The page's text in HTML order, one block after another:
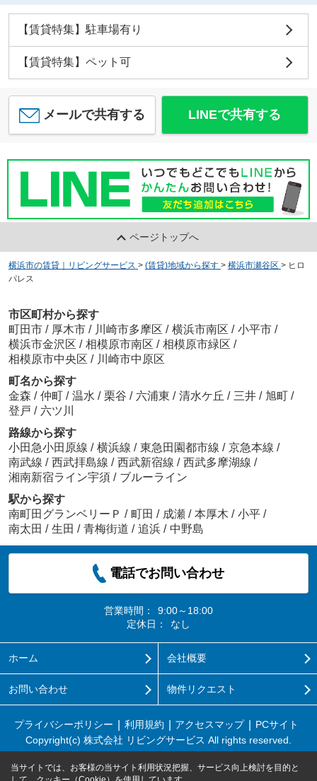
【賃貸特集】駐車場有り
【賃貸特集】ペット可
メールで共有する LINEで共有する
ページトップへ
横浜市の賃貸｜リビングサービス > (賃貸)地域から探す > 横浜市瀬谷区 > ヒロ
パレス
市区町村から探す
町田市 / 厚木市 / 川崎市多摩区 / 横浜市南区 / 小平市 /
横浜市金沢区 / 相模原市南区 / 相模原市緑区 /
相模原市中央区 / 川崎市中原区
町名から探す
金森 / 仲町 / 温水 / 栗谷 / 六浦東 / 清水ケ丘 / 三井 / 旭町 /
登戸 / 六ツ川
路線から探す
小田急小田原線 / 横浜線 / 東急田園都市線 / 京急本線 /
南武線 / 西武拝島線 / 西武新宿線 / 西武多摩湖線 /
湘南新宿ライン宇須 / ブルーライン
駅から探す
南町田グランベリーＰ / 町田 / 成瀬 / 本厚木 / 小平 /
南太田 / 生田 / 青梅街道 / 追浜 / 中野島
電話でお問い合わせ
営業時間：
9:00～18:00
定休日：
なし
ホーム 会社概要
お問い合わせ 物件リクエスト
プライバシーポリシー 利用規約 アクセスマップ
PCサイト
Copyright(c) 株式会社 リビングサービス All rights reserved.
当サイトでは、お客様の当サイト利用状況把握、サービス向上検討を目的と